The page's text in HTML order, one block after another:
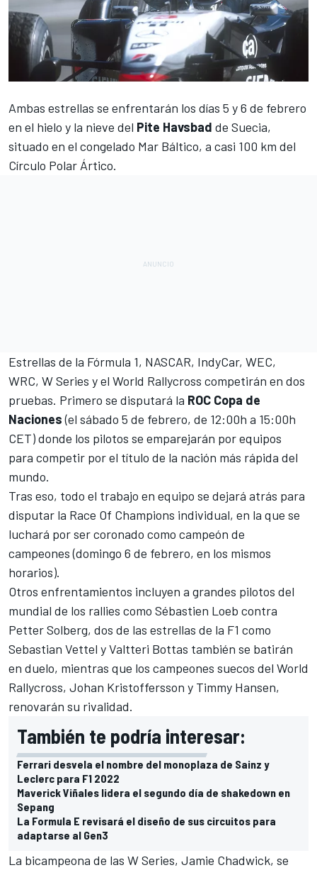
Ambas estrellas se enfrentarán los días 5 y 6 de febrero
en el hielo y la nieve del Pite Havsbad de Suecia,
situado en el congelado Mar Báltico, a casi 100 km del
Círculo Polar Ártico.
Estrellas de la Fórmula 1, NASCAR, IndyCar, WEC,
WRC, W Series y el World Rallycross competirán en dos
pruebas. Primero se disputará la ROC Copa de
Naciones(el sábado 5 de febrero, de 12:00h a 15:00h
CET) donde los pilotos se emparejarán por equipos
para competir por el título de la nación más rápida del
mundo.
Tras eso, todo el trabajo en equipo se dejará atrás para
disputar la Race Of Champions individual, en la que se
luchará por ser coronado como campeón de
campeones (domingo 6 de febrero, en los mismos
horarios).
Otros enfrentamientos incluyen a grandes pilotos del
mundial de los rallies como Sébastien Loeb contra
Petter Solberg, dos de las estrellas de la F1 como
Sebastian Vettel yValtteri Bottas también se batirán
en duelo, mientras que los campeones suecos del World
Rallycross, Johan Kristoffersson y Timmy Hansen,
renovarán su rivalidad.
También te podría interesar:
Ferrari desvela el nombre del monoplaza de Sainz y
Leclerc para F1 2022
Maverick Viñales lidera el segundo día de shakedown en
Sepang
La Formula E revisará el diseño de sus circuitos para
adaptarse al Gen3
La bicampeona de las W Series, Jamie Chadwick, se